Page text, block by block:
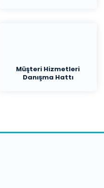
Müşteri Hizmetleri
Danışma Hattı